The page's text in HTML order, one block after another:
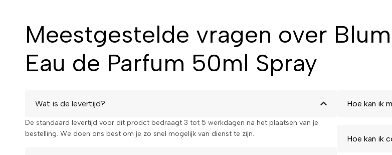
Meestgestelde vragen over
Eau de Parfum 50ml Spray
Wat is de levertijd?
De standaard levertijd voor dit prodct bedraagt 3 tot 5 werkdagen na het plaatsen van je
bestelling. We doen ons best om je zo snel mogelijk van dienst te zijn.
Hoe kan ik
Hoe kan ik